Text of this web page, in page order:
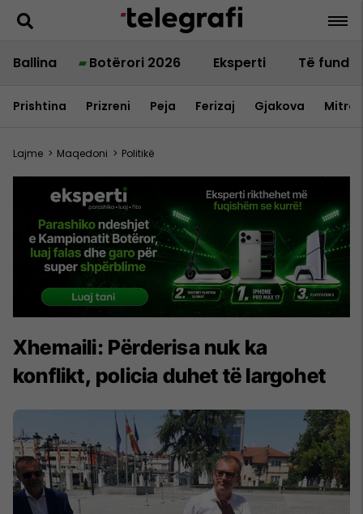
Ballina Botërori 2026 Eksperti Të fundit
Prishtina Prizreni Peja Ferizaj Gjakova
Lajme > Maqedoni > Politikë
Xhemaili: Përderisa nuk ka
konflikt, policia duhet të largohet